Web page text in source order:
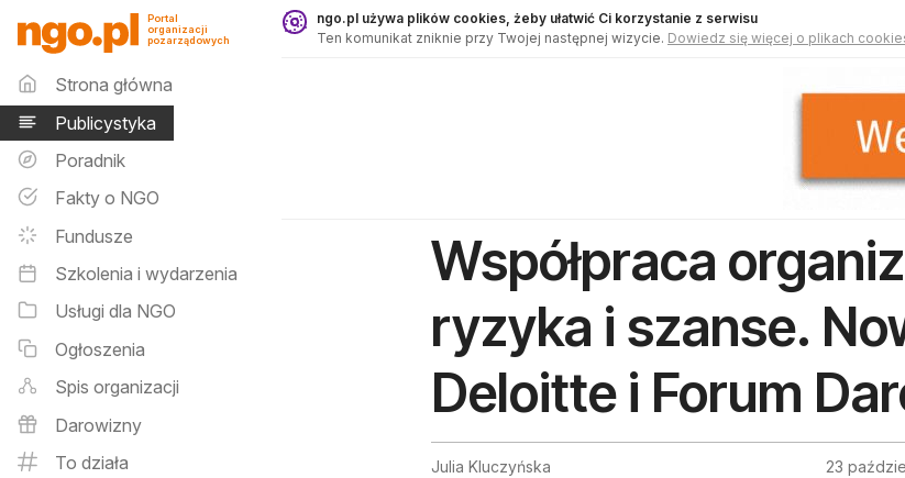
Publicystyka - ngo.pl
Portal
organizacji
pozarządowych
Menu główne
Strona główna
Publicystyka
Poradnik
Fakty o NGO
Fundusze
Szkolenia i wydarzenia
Usługi dla NGO
Ogłoszenia
Spis organizacji
Darowizny
To działa
ngo.pl używa plików cookies, żeby ułatwić Ci korzystanie z serwisu
Ten komunikat zniknie przy Twojej następnej wizycie. Dowiedz się więcej o plikach
Współpraca
ryzyka i szanse.
Deloitte i Forum
Julia Kluczyńska 23